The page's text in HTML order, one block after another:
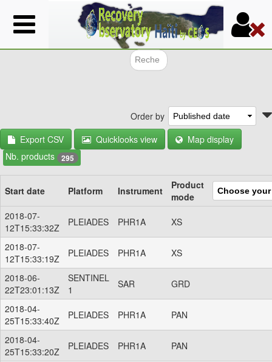
Skip
to
Order by
Export CSV
Quicklooks view
Map display
Nb. products 295
Start date Platform Instrument
Product
mode
2018-07-
12T15:33:32Z
PLEIADES PHR1A XS
2018-07-
12T15:33:19Z
PLEIADES PHR1A XS
2018-06-
22T23:01:13Z
SENTINEL
1
SAR GRD
2018-04-
25T15:33:40Z
PLEIADES PHR1A PAN
2018-04-
25T15:33:20Z
PLEIADES PHR1A PAN